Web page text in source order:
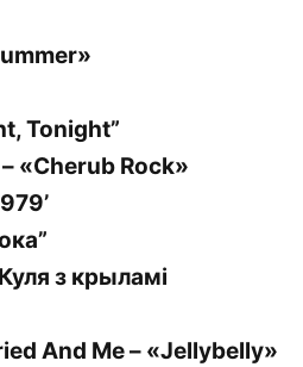
Tonight”
«Cherub Rock»
з крыламі
And Me – «Jellybelly»